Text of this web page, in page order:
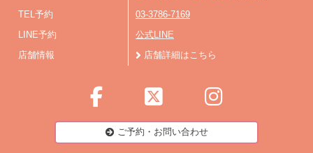
TEL予約 03-3786-7169
LINE予約 公式LINE
店舗情報 店舗詳細はこちら
ご予約・お問い合わせ